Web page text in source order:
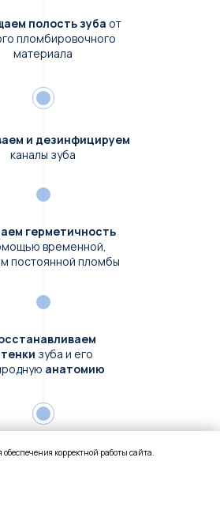
и дезинфицируем
каналы зуба
полость зуба от
пломбировочного
материала
зуба и его
анатомию
герметичность
временной,
постоянной пломбы
корректной работы сайта.